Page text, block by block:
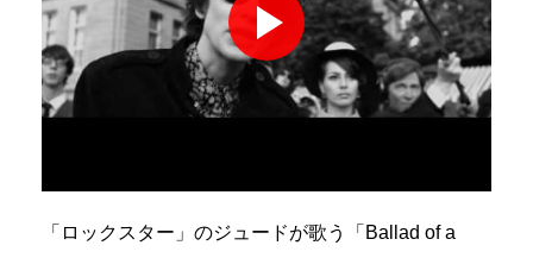
「ロックスター」のジュードが歌う「Ballad of a